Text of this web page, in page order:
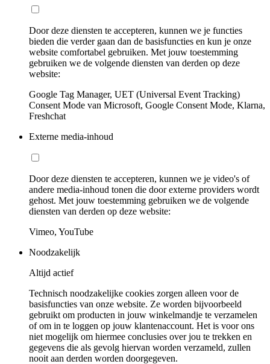
Door deze diensten te accepteren, kunnen we je functies
bieden die verder gaan dan de basisfuncties en kun je onze
website comfortabel gebruiken. Met jouw toestemming
gebruiken we de volgende diensten van derden op deze
website:
Google Tag Manager, UET (Universal Event Tracking)
Consent Mode van Microsoft, Google Consent Mode, Klarna,
Freshchat
Externe media-inhoud
Door deze diensten te accepteren, kunnen we je video's of
andere media-inhoud tonen die door externe providers wordt
gehost. Met jouw toestemming gebruiken we de volgende
diensten van derden op deze website:
Vimeo, YouTube
Noodzakelijk
Altijd actief
Technisch noodzakelijke cookies zorgen alleen voor de
basisfuncties van onze website. Ze worden bijvoorbeeld
gebruikt om producten in jouw winkelmandje te verzamelen
of om in te loggen op jouw klantenaccount. Het is voor ons
niet mogelijk om hiermee conclusies over jou te trekken en
gegevens die als gevolg hiervan worden verzameld, zullen
nooit aan derden worden doorgegeven.